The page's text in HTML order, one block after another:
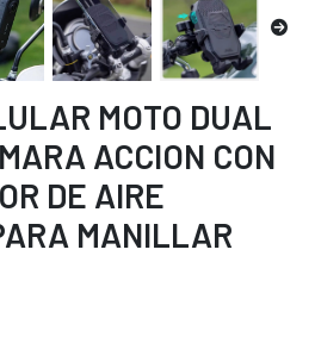
MOTO DUAL
ACCION CON
DE AIRE
MANILLAR